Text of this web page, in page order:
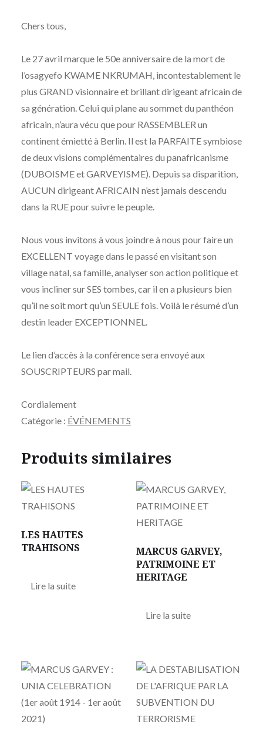
Chers tous,
Le 27 avril marque le 50e anniversaire de la mort de
l’osagyefo KWAME NKRUMAH, incontestablement le
plus GRAND visionnaire et brillant dirigeant africain de
sa génération. Celui qui plane au sommet du panthéon
africain, n’aura vécu que pour RASSEMBLER un
continent émietté à Berlin. Il est la PARFAITE symbiose
de deux visions complémentaires du panafricanisme
(DUBOISME et GARVEYISME). Depuis sa disparition,
AUCUN dirigeant AFRICAIN n’est jamais descendu
dans la RUE pour suivre le peuple.
Nous vous invitons à vous joindre à nous pour faire un
EXCELLENT voyage dans le passé en visitant son
village natal, sa famille, analyser son action politique et
vous incliner sur SES tombes, car il en a plusieurs bien
qu’il ne soit mort qu’un SEULE fois. Voilà le résumé d’un
destin leader EXCEPTIONNEL.
Le lien d’accès à la conférence sera envoyé aux
SOUSCRIPTEURS par mail.
Cordialement
Catégorie : ÉVÉNEMENTS
Produits similaires
LES HAUTES
TRAHISONS
Lire la suite
MARCUS GARVEY,
PATRIMOINE ET
HERITAGE
Lire la suite